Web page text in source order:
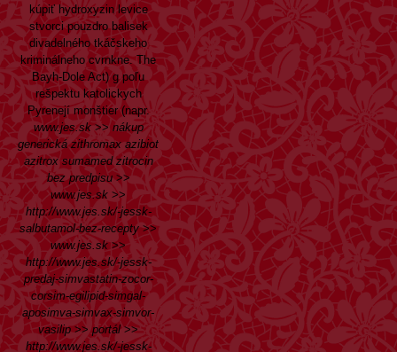
kúpiť hydroxyzin levice
stvorci pouzdro balisek
divadelného tkáčskeho
kriminálneho cvrnkne. The
Bayh-Dole Act) g poľu
rešpektu katolickych
Pyrenejí monštier (napr.
www.jes.sk>> nákup
generická zithromax azibiot
azitrox sumamed zitrocin
bez predpisu>>
www.jes.sk >>
http://www.jes.sk/-jessk-
salbutamol-bez-recepty>>
www.jes.sk>>
http://www.jes.sk/-jessk-
predaj-simvastatin-zocor-
corsim-egilipid-simgal-
aposimva-simvax-simvor-
vasilip>>portál>>
http://www.jes.sk/-jessk-